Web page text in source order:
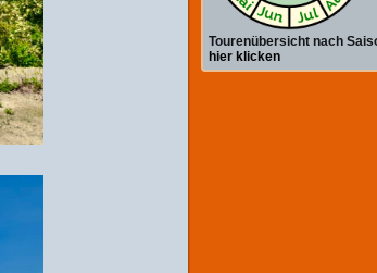
Tourenübersicht nach
hier klicken